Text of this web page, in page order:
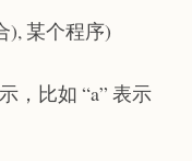
), 某个程序)
，比如 “a” 表示